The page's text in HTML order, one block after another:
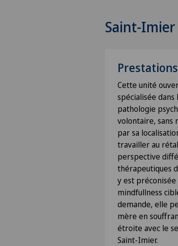
Saint-Imier
Prestations
Cette unité
spécialisée
pathologie
volontaire, sans
par sa
travailler au
perspective
thérapeutiques
y est
mindfullness
demande, elle
mère en
étroite avec le
Saint-Imier.